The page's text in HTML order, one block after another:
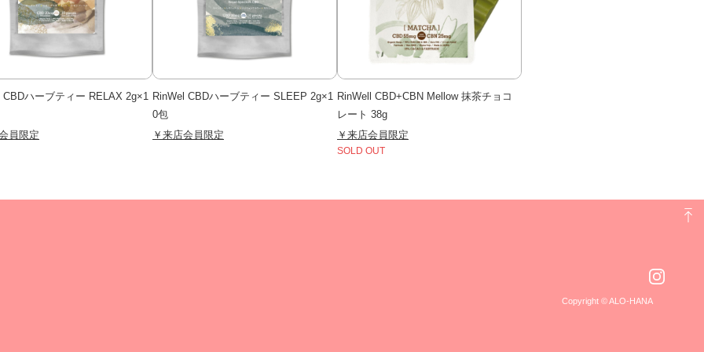
CBDハーブティー RELAX 2g×1
員限定
RinWel CBDハーブティー SLEEP 2g×1
0包
￥来店会員限定
RinWell CBD+CBN Mellow 抹茶チョコ
レート 38g
￥来店会員限定
SOLD OUT
Copyright © ALO-HANA